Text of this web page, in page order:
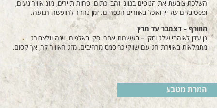
השלכת צובעת את הנופים בגווני זהב וכתום. פחות תיירים, מזג אוויר נעים,
ופסטיבלים של יין ואוכל באזורים הכפריים. זמן נהדר לחופשה רגועה.
החורף – דצמבר עד מרץ
גן עדן לאוהבי שלג וסקי – בעשרות אתרי סקי באלפים. וינה וזלצבורג
מתמלאות באווירת חג עם שווקי כריסמס מרהיבים. מזג האוויר קר, אך קסום.
המרת מטבע